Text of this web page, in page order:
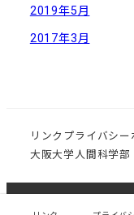
2019年5月
2017年3月
リンク プライバシ
大阪大学人間科学部